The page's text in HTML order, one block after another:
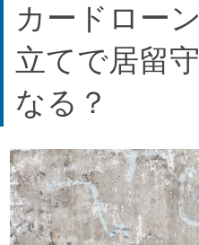
カードロー
立てで居留
なる？